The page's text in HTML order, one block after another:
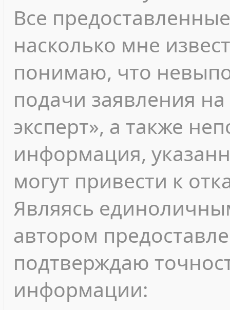
Все
насколько мне
понимаю, что
подачи заявления
эксперт», а также
информация,
могут привести к
Являясь
автором
подтверждаю
информации: